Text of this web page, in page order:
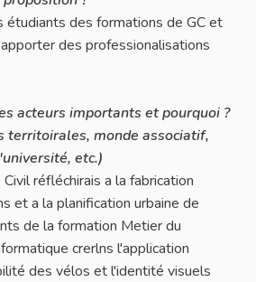
étudiants des formations de GC et
des professionalisations
acteurs importants et pourquoi ?
territoirales, monde associatif,
etc.)
réfléchirais a la fabrication
et a la planification urbaine de
de la formation Metier du
crerlns l'application
des vélos et l'identité visuels